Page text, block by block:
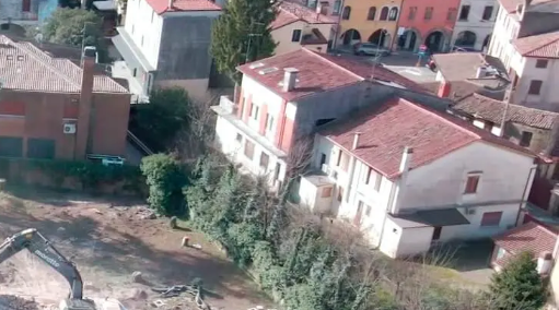
Certificazioni Modulo Rentri Contatti